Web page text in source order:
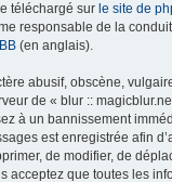
téléchargé sur le site de
responsable de la
(en anglais).
abusif, obscène,
de « blur ::
à un bannissement
est enregistrée afin
de modifier, de
acceptez que toutes les